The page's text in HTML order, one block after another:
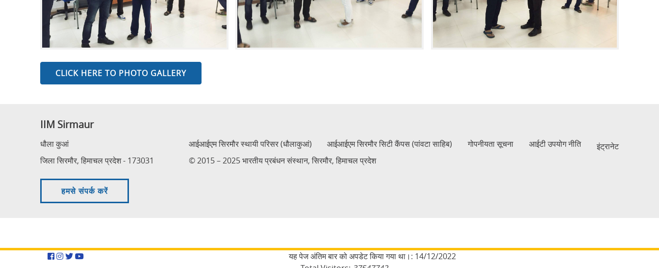
CLICK HERE TO PHOTO GALLERY
IIM Sirmaur
धौला कुआं
जिला सिरमौर, हिमाचल प्रदेश - 173031
हमसे संपर्क करें
आईआईएम सिरमौर स्थायी परिसर (धौलाकुआं) आईआईएम सिरमौर सिटी कैंपस (पांवटा साहिब) गोपनीयता सूचना आईटी उपयोग नीति
इंट्रानेट
© 2015 – 2025 भारतीय प्रबंधन संस्थान, सिरमौर, हिमाचल प्रदेश
Facebook
Instagram
Twitter
YouTube यह पेज अंतिम बार को अपडेट किया गया था।: 14/12/2022